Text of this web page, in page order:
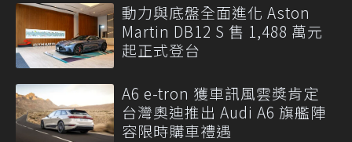
動力與底盤全面進化 Aston
Martin DB12 S 售 1,488 萬元
起正式登台
A6 e-tron 獲車訊風雲獎肯定
台灣奧迪推出 Audi A6 旗艦陣
容限時購車禮遇